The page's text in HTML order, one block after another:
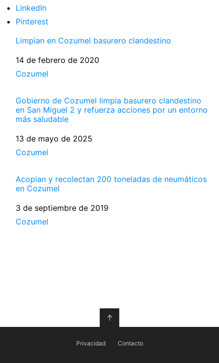
LinkedIn
Pinterest
Limpian en Cozumel basurero clandestino
Fecha
14 de febrero de 2020
Respecto a
Cozumel
Gobierno de Cozumel limpia basurero clandestino
en San Miguel 2 y refuerza acciones por un entorno
más saludable
Fecha
13 de mayo de 2025
Respecto a
Cozumel
Acopian y recolectan 200 toneladas de neumáticos
en Cozumel
Fecha
3 de septiembre de 2019
Respecto a
Cozumel
↑
Privacidad Contacto